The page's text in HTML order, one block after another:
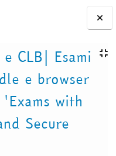
e CLB| Esami
e browser
with
Secure